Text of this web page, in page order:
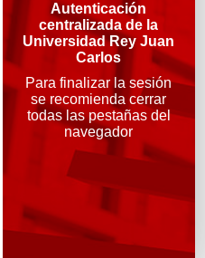
Autenticación
centralizada de la
Universidad Rey Juan
Carlos
Para finalizar la sesión
se recomienda cerrar
todas las pestañas del
navegador